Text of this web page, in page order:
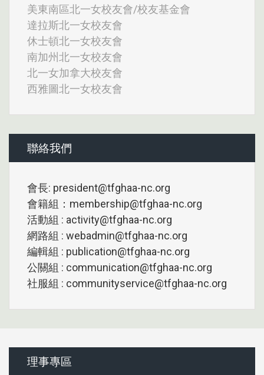
美東南區北一女校友會/校友基金會
達拉斯北一女校友會
休士頓北一女校友會
南加州北一女校友會
北一女加拿大校友會
西雅圖北一女校友會
聯絡我們
會長: president@tfghaa-nc.org
會籍組：membership@tfghaa-nc.org
活動組 : activity@tfghaa-nc.org
網路組 : webadmin@tfghaa-nc.org
編輯組 : publication@tfghaa-nc.org
公關組 : communication@tfghaa-nc.org
社服組 : communityservice@tfghaa-nc.org
理事專區